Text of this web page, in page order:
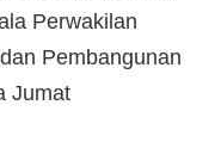
Perwakilan
Pembangunan
Jumat